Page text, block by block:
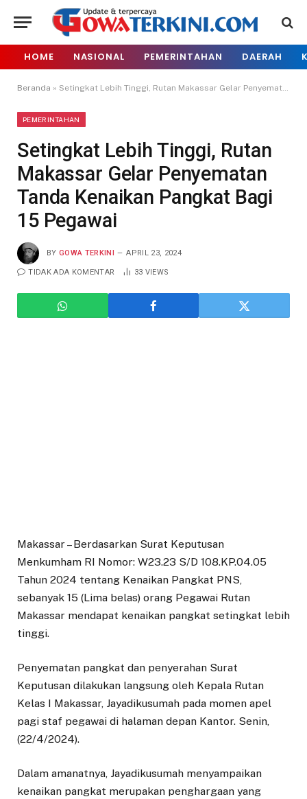
HOME NASIONAL PEMERINTAHAN DAERAH
Beranda » Setingkat Lebih Tinggi, Rutan Makassar Gelar Penyematan Tanda Kenaikan Pangkat Bagi 15 Pegawai
PEMERINTAHAN
Setingkat Lebih Tinggi, Rutan
Makassar Gelar Penyematan
Tanda Kenaikan Pangkat Bagi
15 Pegawai
BY GOWA TERKINI APRIL 23, 2024
TIDAK ADA KOMENTAR 33 VIEWS
Makassar – Berdasarkan Surat Keputusan
Menkumham RI Nomor: W23.23 S/D 108.KP.04.05
Tahun 2024 tentang Kenaikan Pangkat PNS,
sebanyak 15 (Lima belas) orang Pegawai Rutan
Makassar mendapat kenaikan pangkat setingkat lebih
tinggi.
Penyematan pangkat dan penyerahan Surat
Keputusan dilakukan langsung oleh Kepala Rutan
Kelas I Makassar, Jayadikusumah pada momen apel
pagi staf pegawai di halaman depan Kantor. Senin,
(22/4/2024).
Dalam amanatnya, Jayadikusumah menyampaikan
kenaikan pangkat merupakan penghargaan yang